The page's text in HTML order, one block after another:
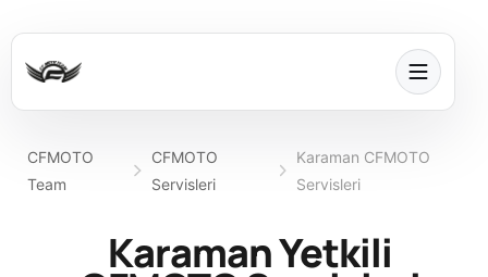
CFMOTO
Team
CFMOTO
Servisleri
Karaman CFMOTO
Servisleri
Karaman Yetkili